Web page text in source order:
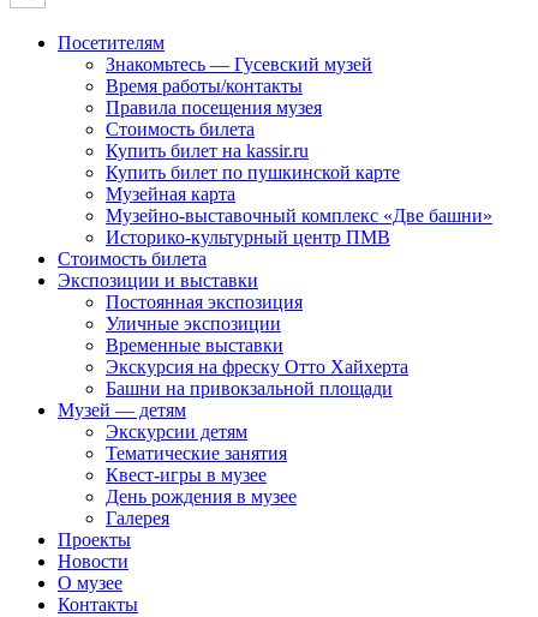
Посетителям
Знакомьтесь — Гусевский музей
Время работы/контакты
Правила посещения музея
Стоимость билета
Купить билет на kassir.ru
Купить билет по пушкинской карте
Музейная карта
Музейно-выставочный комплекс «Две башни»
Историко-культурный центр ПМВ
Стоимость билета
Экспозиции и выставки
Постоянная экспозиция
Уличные экспозиции
Временные выставки
Экскурсия на фреску Отто Хайхерта
Башни на привокзальной площади
Музей — детям
Экскурсии детям
Тематические занятия
Квест-игры в музее
День рождения в музее
Галерея
Проекты
Новости
О музее
Контакты